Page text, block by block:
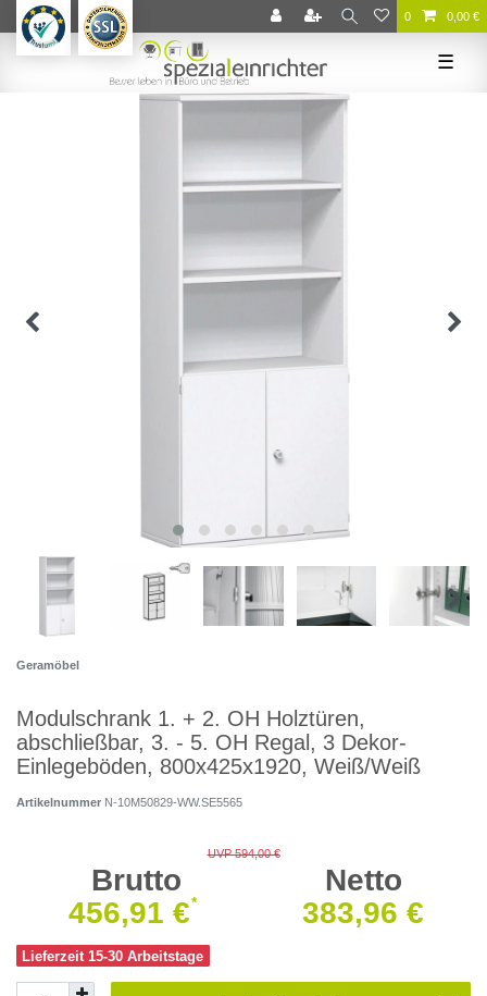
0 0,00 €
☰
Geramöbel
Modulschrank 1. + 2. OH Holztüren,
abschließbar, 3. - 5. OH Regal, 3 Dekor-
Einlegeböden, 800x425x1920, Weiß/Weiß
Artikelnummer N-10M50829-WW.SE5565
UVP 594,00 €
Brutto
Netto
456,91 €
* 383,96 €
Lieferzeit 15-30 Arbeitstage